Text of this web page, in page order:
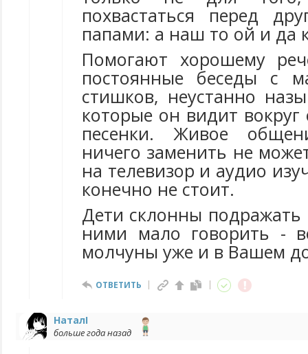
похвастаться перед
папами: а наш то ой и да
Помогают хорошему
постоянные беседы с
стишков, неустанно
которые он видит
песенки. Живое
ничего заменить не
на телевизор и аудио
конечно не стоит.
Дети склонны подражать
ними мало говорить -
молчуны уже и в Вашем
ОТВЕТИТЬ
НаталI
больше года назад